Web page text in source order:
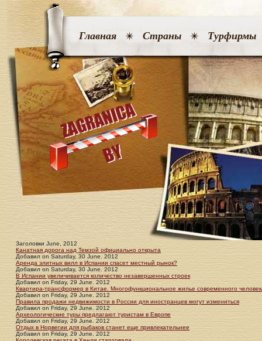
Главная Страны Турфирмы
Заголовки June, 2012
Канатная дорога над Темзой официально открыта
Добавил on Saturday, 30 June. 2012
Аренда элитных вилл в Испании спасет местный рынок?
Добавил on Saturday, 30 June. 2012
В Испании увеличивается количество незавершенных строек
Добавил on Friday, 29 June. 2012
Квартира-трансформер в Китае. Многофункциональное жилье современного
Добавил on Friday, 29 June. 2012
Правила продажи недвижимости в России для иностранцев могут измениться
Добавил on Friday, 29 June. 2012
Археологические туры предлагают туристам в Европе
Добавил on Friday, 29 June. 2012
Отдых в Норвегии для рыбаков станет еще привлекательнее
Добавил on Friday, 29 June. 2012